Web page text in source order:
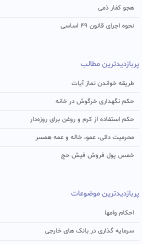
هجو کفار ذمی
نحوه اجرای قانون ۴۹ اساسی
پربازدیدترین مطالب
طریقه خواندن نماز آیات
حکم نگهداری خرگوش در خانه
حکم استفاده از کرم و روغن برای روزه‌دار
محرمیت دائی، عمو، خاله و عمه همسر
خمس پول فروش فیش حج
پربازدیدترین موضوعات
احکام وامها
سرمایه گذاری در بانک های خارجی